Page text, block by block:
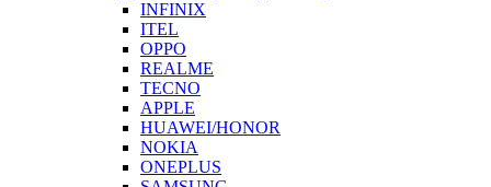
INFINIX
ITEL
OPPO
REALME
TECNO
APPLE
HUAWEI/HONOR
NOKIA
ONEPLUS